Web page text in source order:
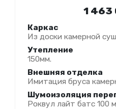
1 463
Каркас
Из доски камерной
Утепление
150мм.
Внешняя отделка
Имитация бруса
Шумоизоляция
Роквул лайт батс 100